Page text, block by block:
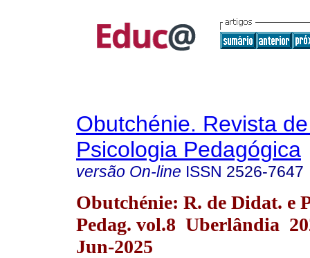
Obutchénie. Revista
Psicologia Pedagógica
versão On-line ISSN 2526-7647
Obutchénie: R. de Didat. e
Pedag. vol.8 Uberlândia
Jun-2025